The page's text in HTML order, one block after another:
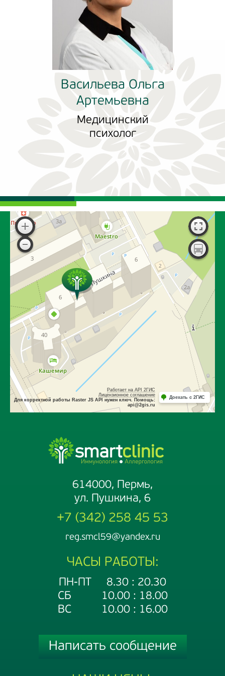
Васильева Ольга
Артемьевна
Медицинский
психолог
614000, Пермь,
ул. Пушкина, 6
+7 (342) 258 45 53
reg.smcl59@yandex.ru
ЧАСЫ РАБОТЫ:
ПН-ПТ 8.30 : 20.30
СБ 10.00 : 18.00
ВС 10.00 : 16.00
Написать сообщение